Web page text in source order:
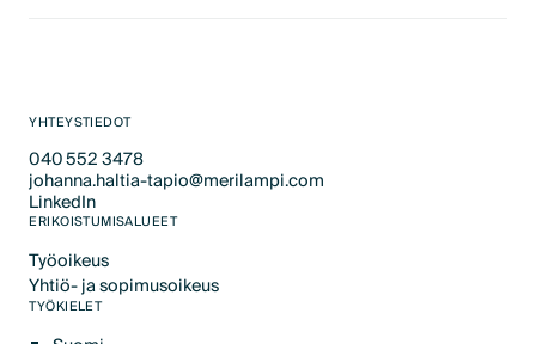
YHTEYSTIEDOT
040 552 3478​
Text Link
johanna.haltia-tapio@merilampi.com
Text Link
LinkedIn
Text Link
ERIKOISTUMISALUEET
Työoikeus
Text Link
Yhtiö- ja sopimusoikeus
Text Link
TYÖKIELET